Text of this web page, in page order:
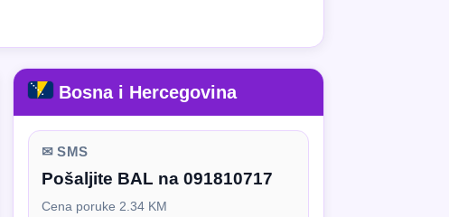
Bosna i Hercegovina
✉ SMS
Pošaljite BAL na 091810717
Cena poruke 2.34 KM